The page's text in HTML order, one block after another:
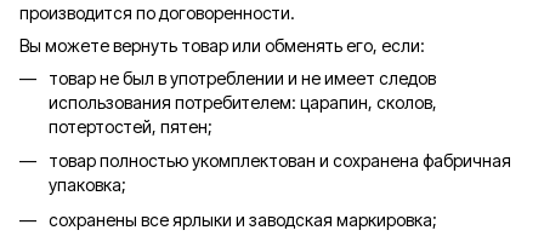
производится по договоренности.
Вы можете вернуть товар или обменять его, если:
товар не был в употреблении и не имеет следов
использования потребителем: царапин, сколов,
потертостей, пятен;
товар полностью укомплектован и сохранена фабричная
упаковка;
сохранены все ярлыки и заводская маркировка;